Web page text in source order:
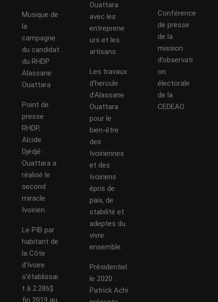
Musique de
la
campagne
du candidat
du RHDP
Alassane
Ouattara
Point de
presse
RHDP,
Alcide
Djédjé :
Ouattara a
réalisé le
second
miracle
Ivoirien
Le PIB par
habitant de
la Côte
d’Ivoire
s’établissai
t à 2.286$
fin 2019 au
Ouattara
avec les
entreprene
urs et les
artisans.
Les travaux
d’hercule
d’Alassane
Ouattara
pour le
bien-être
des
Ivoiriennes
et des
Ivoiriens
épris de
paix, de
stabilité et
adeptes du
vivre
ensemble.
Présidentiel
le 2020 :
Patrick Achi
Conférence
de presse
de la
mission
d’observati
on
électorale
de la
CEDEAO